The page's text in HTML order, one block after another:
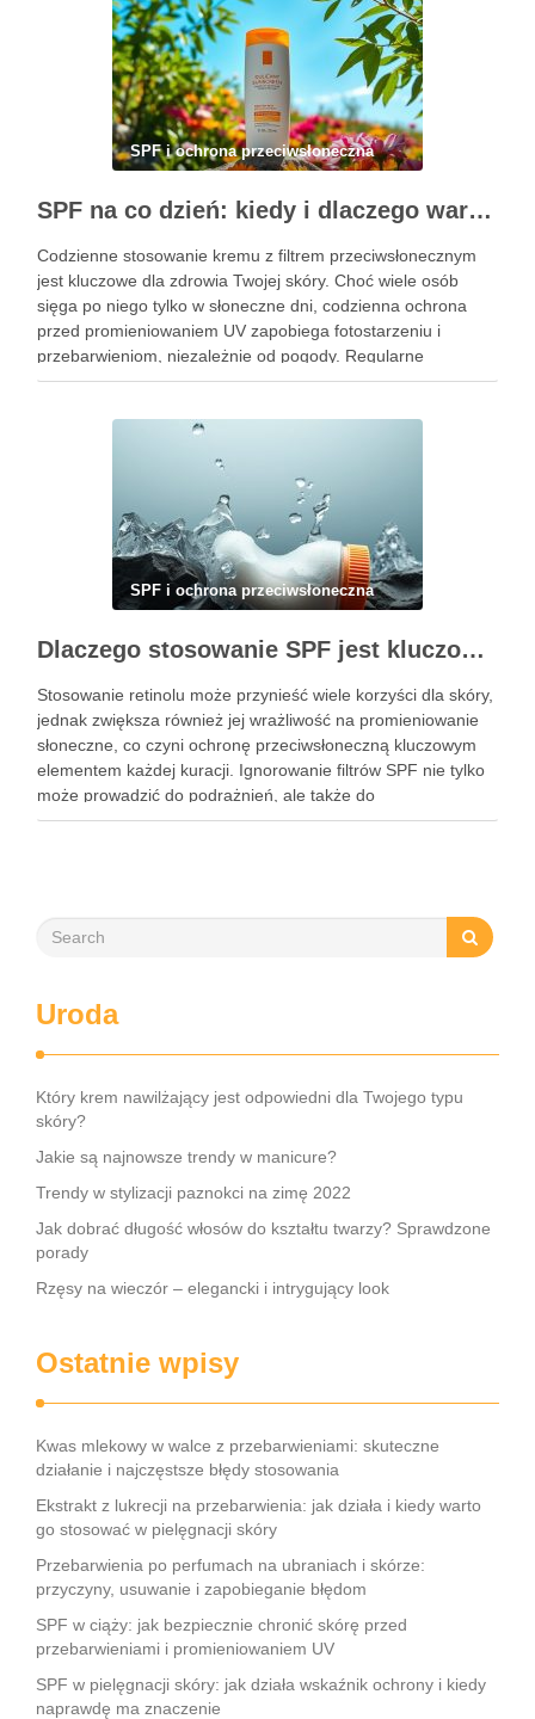
SPF i ochrona przeciwsłoneczna
SPF na co dzień: kiedy i dlaczego warto sięgać po krem z filtrem przeciwsłonecznym
Codzienne stosowanie kremu z filtrem przeciwsłonecznym
jest kluczowe dla zdrowia Twojej skóry. Choć wiele osób
sięga po niego tylko w słoneczne dni, codzienna ochrona
przed promieniowaniem UV zapobiega fotostarzeniu i
przebarwieniom, niezależnie od pogody. Regularne
aplikowanie filtrów przeciwsłonecznych to inwestycja w
SPF i ochrona przeciwsłoneczna
Dlaczego stosowanie SPF jest kluczowe podczas kuracji retinolem i jak to robić prawidłowo
Stosowanie retinolu może przynieść wiele korzyści dla skóry,
jednak zwiększa również jej wrażliwość na promieniowanie
słoneczne, co czyni ochronę przeciwsłoneczną kluczowym
elementem każdej kuracji. Ignorowanie filtrów SPF nie tylko
może prowadzić do podrażnień, ale także do
nieestetycznych przebarwień. Dlatego codzienne stosowanie
Uroda
Który krem nawilżający jest odpowiedni dla Twojego typu
skóry?
Jakie są najnowsze trendy w manicure?
Trendy w stylizacji paznokci na zimę 2022
Jak dobrać długość włosów do kształtu twarzy? Sprawdzone
porady
Rzęsy na wieczór – elegancki i intrygujący look
Ostatnie wpisy
Kwas mlekowy w walce z przebarwieniami: skuteczne
działanie i najczęstsze błędy stosowania
Ekstrakt z lukrecji na przebarwienia: jak działa i kiedy warto
go stosować w pielęgnacji skóry
Przebarwienia po perfumach na ubraniach i skórze:
przyczyny, usuwanie i zapobieganie błędom
SPF w ciąży: jak bezpiecznie chronić skórę przed
przebarwieniami i promieniowaniem UV
SPF w pielęgnacji skóry: jak działa wskaźnik ochrony i kiedy
naprawdę ma znaczenie